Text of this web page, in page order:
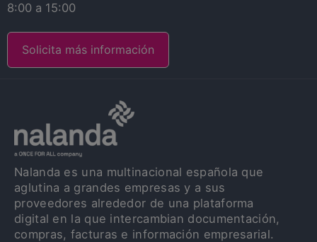
8:00 a 15:00
Solicita más información
Nalanda es una multinacional española que
aglutina a grandes empresas y a sus
proveedores alrededor de una plataforma
digital en la que intercambian documentación,
compras, facturas e información empresarial.